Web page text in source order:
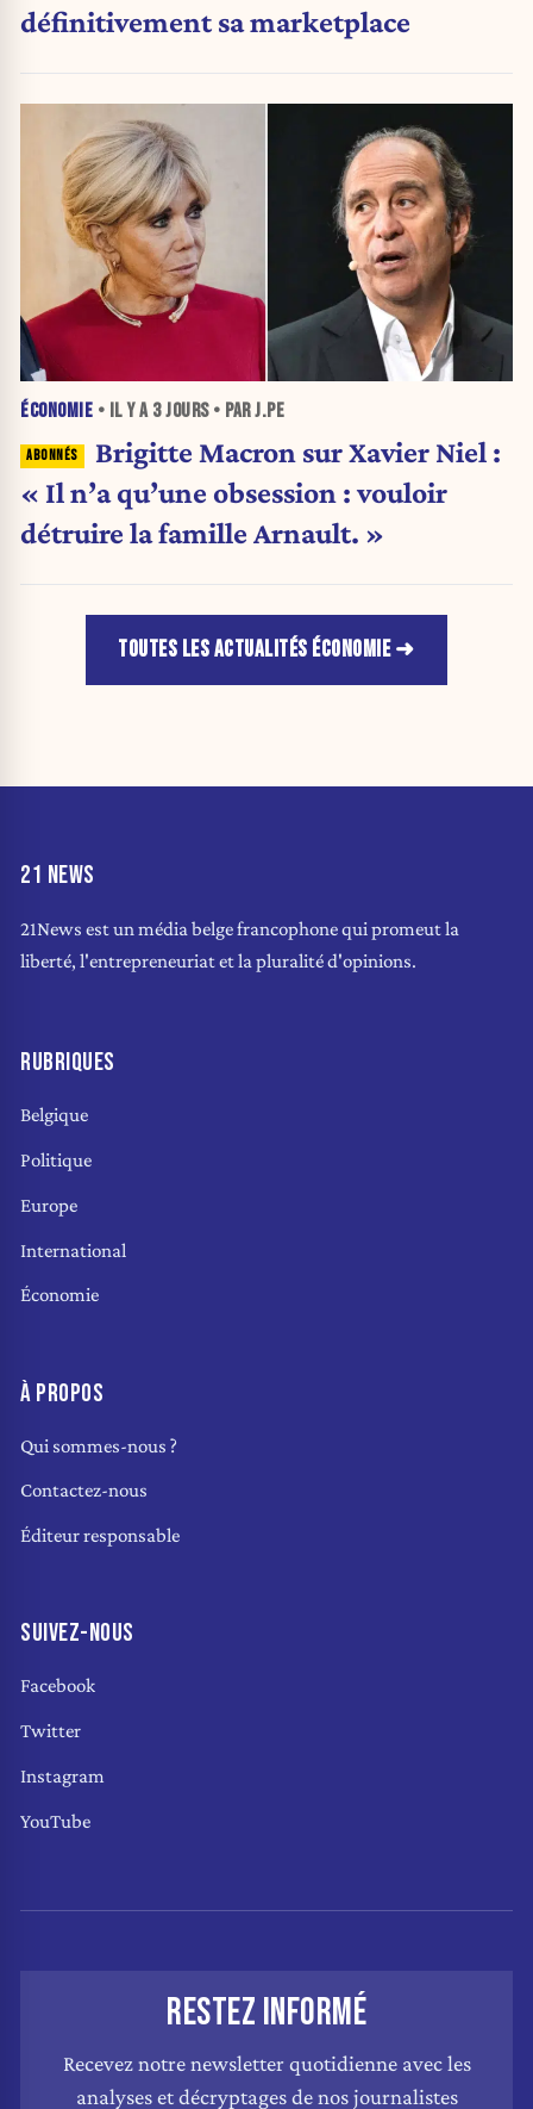
définitivement sa marketplace
ÉCONOMIE • IL Y A 3 JOURS• PAR J.PE
Brigitte Macron sur Xavier Niel :
« Il n’a qu’une obsession : vouloir
détruire la famille Arnault. »
TOUTES LES ACTUALITÉS ÉCONOMIE
21 NEWS
21News est un média belge francophone qui promeut la
liberté, l'entrepreneuriat et la pluralité d'opinions.
RUBRIQUES
Belgique
Politique
Europe
International
Économie
À PROPOS
Qui sommes-nous ?
Contactez-nous
Éditeur responsable
SUIVEZ-NOUS
Facebook
Twitter
Instagram
YouTube
RESTEZ INFORMÉ
Recevez notre newsletter quotidienne avec les
analyses et décryptages de nos journalistes